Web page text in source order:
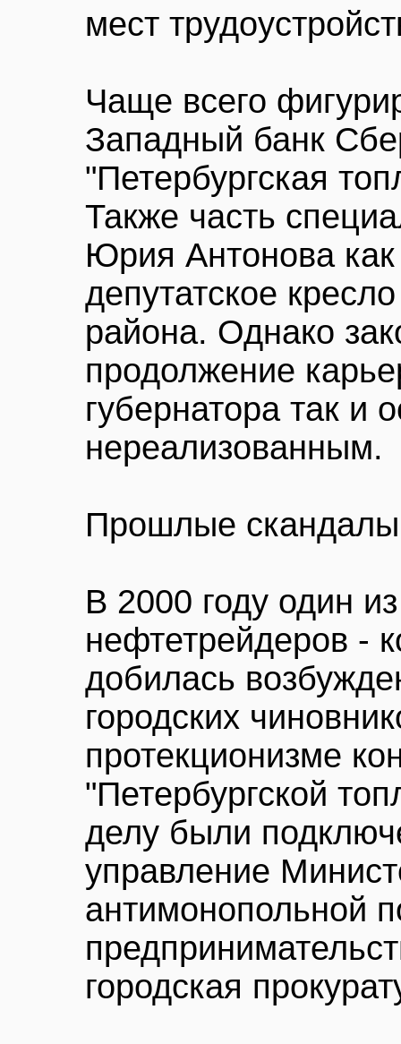
мест
Чаще всего
Западный банк
"Петербургская
Также часть
Юрия Антонова
депутатское
района. Однако
продолжение
губернатора так и
нереализованным.
Прошлые скандалы
В 2000 году один
нефтетрейдеров -
добилась
городских
протекционизме
"Петербургской
делу были
управление
антимонопольной
городская